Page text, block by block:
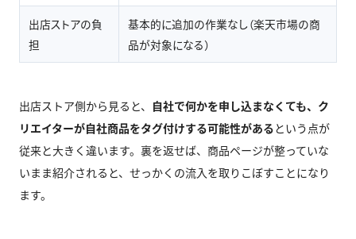
出店ストアの負
担
基本的に追加の作業なし（楽天市場の商
品が対象になる）
出店ストア側から見ると、 自社で何かを申し込まなくても、ク
リエイターが自社商品をタグ付けする可能性がある という点が
従来と大きく違います。裏を返せば、商品ページが整っていな
いまま紹介されると、せっかくの流入を取りこぼすことになり
ます。